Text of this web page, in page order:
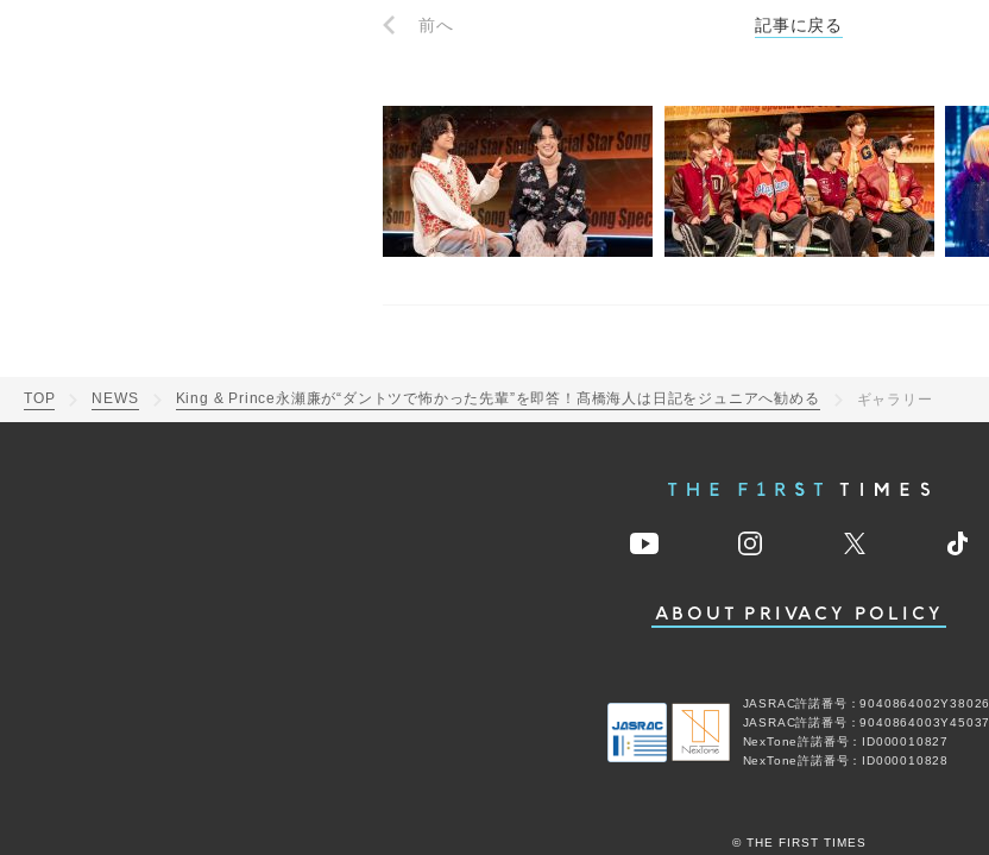
前へ 記事に戻る
TOP NEWS King & Prince永瀬廉が“ダントツで怖かった先輩”を即答！髙橋海人は日記をジュニアへ勧める ギャラリー
ABOUT PRIVACY POLICY
JASRAC許諾番号：9040864002Y38026
JASRAC許諾番号：9040864003Y45037
NexTone許諾番号：ID000010827
NexTone許諾番号：ID000010828
© THE FIRST TIMES